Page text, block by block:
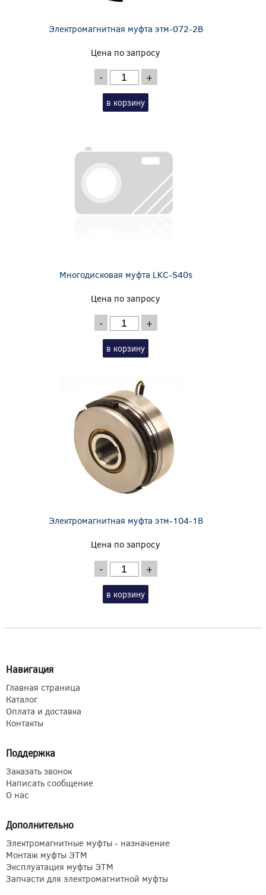
Электромагнитная муфта этм-072-2В
Цена по запросу
- +
в корзину
Многодисковая муфта LKC-S40s
Цена по запросу
- +
в корзину
Электромагнитная муфта этм-104-1В
Цена по запросу
- +
в корзину
Навигация
Главная страница
Каталог
Оплата и доставка
Контакты
Поддержка
Заказать звонок
Написать сообщение
О нас
Дополнительно
Электромагнитные муфты - назначение
Монтаж муфты ЭТМ
Эксплуатация муфты ЭТМ
Запчасти для электромагнитной муфты